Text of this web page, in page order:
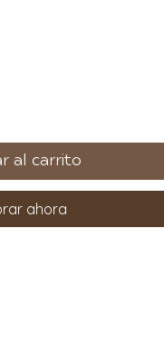
al carrito
ahora